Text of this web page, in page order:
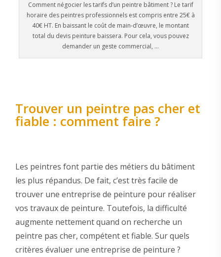
Comment négocier les tarifs d’un peintre bâtiment ? Le tarif
horaire des peintres professionnels est compris entre 25€ à
40€ HT. En baissant le coût de main-d’œuvre, le montant
total du devis peinture baissera. Pour cela, vous pouvez
demander un geste commercial, …
Trouver un peintre pas cher et
fiable : comment faire ?
Les peintres font partie des métiers du bâtiment
les plus répandus. De fait, c’est très facile de
trouver une entreprise de peinture pour réaliser
vos travaux de peinture. Toutefois, la difficulté
augmente nettement quand on recherche un
peintre pas cher, compétent et fiable. Sur quels
critères évaluer une entreprise de peinture ?